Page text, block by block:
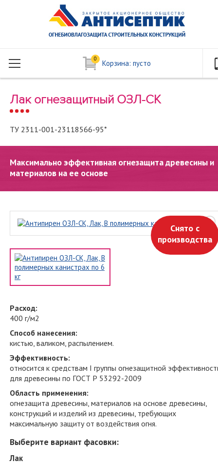
0 Корзина: пусто
Лак огнезащитный ОЗЛ-СК
ТУ 2311-001-23118566-95*
Максимально эффективная огнезащита древесины и
материалов на ее основе
Снято с
производства
Расход:
400 г/м2
Способ нанесения:
кистью, валиком, распылением.
Эффективность:
относится к средствам I группы огнезащитной
для древесины по ГОСТ Р 53292-2009
Область применения:
огнезащита древесины, материалов на основе древесины,
конструкций и изделий из древесины, требующих
максимальную защиту от воздействия огня.
Выберите вариант фасовки:
Лак